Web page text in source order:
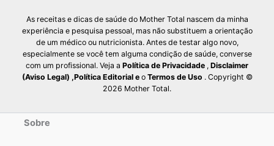
As receitas e dicas de saúde do Mother Total nascem da minha
experiência e pesquisa pessoal, mas não substituem a orientação
de um médico ou nutricionista. Antes de testar algo novo,
especialmente se você tem alguma condição de saúde, converse
com um profissional. Veja a Política de Privacidade , Disclaimer
(Aviso Legal) ,Política Editoriale o Termos de Uso . Copyright ©
2026 Mother Total.
Sobre